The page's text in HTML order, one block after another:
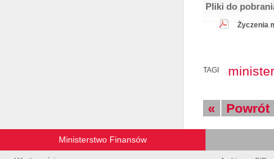
Pliki do
Życzenia
TAGI
« Powrót
Ministerstwo Finansów